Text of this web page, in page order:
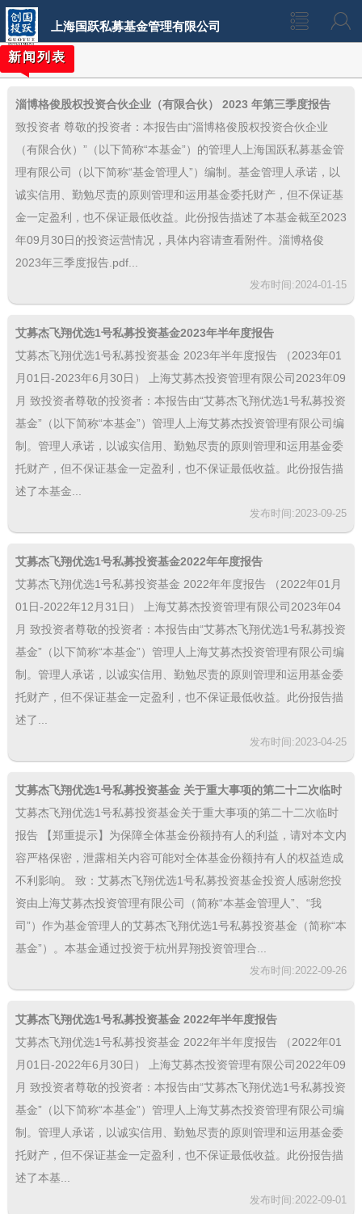
上海国跃私募基金管理有限公司
新闻列表
淄博格俊股权投资合伙企业（有限合伙） 2023 年第三季度报告
致投资者 尊敬的投资者：本报告由“淄博格俊股权投资合伙企业
（有限合伙）”（以下简称“本基金”）的管理人上海国跃私募基金管
理有限公司（以下简称“基金管理人”）编制。基金管理人承诺，以
诚实信用、勤勉尽责的原则管理和运用基金委托财产，但不保证基
金一定盈利，也不保证最低收益。此份报告描述了本基金截至2023
年09月30日的投资运营情况，具体内容请查看附件。淄博格俊
2023年三季度报告.pdf...
发布时间:2024-01-15
艾募杰飞翔优选1号私募投资基金2023年半年度报告
艾募杰飞翔优选1号私募投资基金 2023年半年度报告 （2023年01
月01日-2023年6月30日） 上海艾募杰投资管理有限公司2023年09
月 致投资者尊敬的投资者：本报告由“艾募杰飞翔优选1号私募投资
基金”（以下简称“本基金”）管理人上海艾募杰投资管理有限公司编
制。管理人承诺，以诚实信用、勤勉尽责的原则管理和运用基金委
托财产，但不保证基金一定盈利，也不保证最低收益。此份报告描
述了本基金...
发布时间:2023-09-25
艾募杰飞翔优选1号私募投资基金2022年年度报告
艾募杰飞翔优选1号私募投资基金 2022年年度报告 （2022年01月
01日-2022年12月31日） 上海艾募杰投资管理有限公司2023年04
月 致投资者尊敬的投资者：本报告由“艾募杰飞翔优选1号私募投资
基金”（以下简称“本基金”）管理人上海艾募杰投资管理有限公司编
制。管理人承诺，以诚实信用、勤勉尽责的原则管理和运用基金委
托财产，但不保证基金一定盈利，也不保证最低收益。此份报告描
述了...
发布时间:2023-04-25
艾募杰飞翔优选1号私募投资基金 关于重大事项的第二十二次临时
报告
艾募杰飞翔优选1号私募投资基金关于重大事项的第二十二次临时
报告 【郑重提示】为保障全体基金份额持有人的利益，请对本文内
容严格保密，泄露相关内容可能对全体基金份额持有人的权益造成
不利影响。 致：艾募杰飞翔优选1号私募投资基金投资人感谢您投
资由上海艾募杰投资管理有限公司（简称“本基金管理人”、“我
司”）作为基金管理人的艾募杰飞翔优选1号私募投资基金（简称“本
基金”）。本基金通过投资于杭州昇翔投资管理合...
发布时间:2022-09-26
艾募杰飞翔优选1号私募投资基金 2022年半年度报告
艾募杰飞翔优选1号私募投资基金 2022年半年度报告 （2022年01
月01日-2022年6月30日） 上海艾募杰投资管理有限公司2022年09
月 致投资者尊敬的投资者：本报告由“艾募杰飞翔优选1号私募投资
基金”（以下简称“本基金”）管理人上海艾募杰投资管理有限公司编
制。管理人承诺，以诚实信用、勤勉尽责的原则管理和运用基金委
托财产，但不保证基金一定盈利，也不保证最低收益。此份报告描
述了本基...
发布时间:2022-09-01